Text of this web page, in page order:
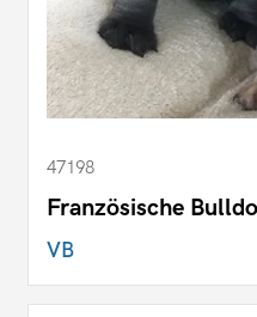
47198
Französische
VB